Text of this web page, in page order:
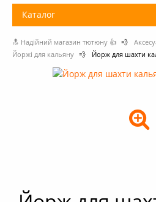
Доставка і оплата
Огляди тютюну Fresh Track
Каталог
Тютюн для кальяну
Вугілля для кальяну
Комплектуючі для кальяну
Умови опту
🔝 Надійний магазин тютюну 👍 💨
Йоржі для кальяну 💨 Йорж для шахти